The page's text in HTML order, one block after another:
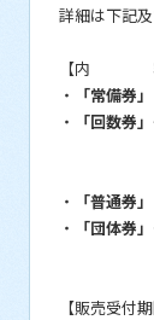
詳細は下記及
【内
・
「常備券」
・
「回数券
※補充券
・
「普通券
・
「団体券
【販売受